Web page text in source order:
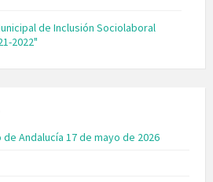
de Inclusión Sociolaboral
2022"
Andalucía 17 de mayo de 2026